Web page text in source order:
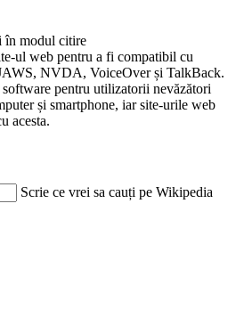
în modul citire
ul web pentru a fi compatibil cu
NVDA, VoiceOver și TalkBack.
pentru utilizatorii nevăzători
și smartphone, iar site-urile web
acesta.
Scrie ce vrei sa cauți pe Wikipedia